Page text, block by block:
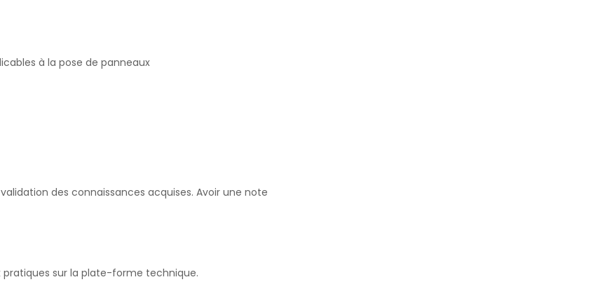
à la pose de panneaux
des connaissances acquises. Avoir une note
sur la plate-forme technique.